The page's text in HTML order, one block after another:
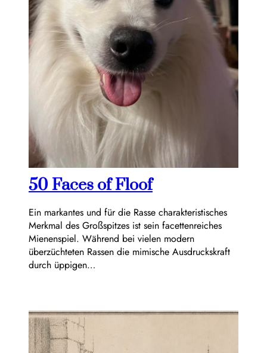
50 Faces of Floof
Ein markantes und für die Rasse charakteristisches
Merkmal des Großspitzes ist sein facettenreiches
Mienenspiel. Während bei vielen modern
überzüchteten Rassen die mimische Ausdruckskraft
durch üppigen…